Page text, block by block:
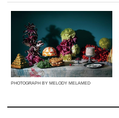
PHOTOGRAPH BY MELODY MELAMED